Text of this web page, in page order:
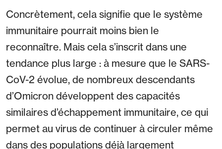
Concrètement, cela signifie que le système
immunitaire pourrait moins bien le
reconnaître. Mais cela s’inscrit dans une
tendance plus large : à mesure que le SARS-
CoV-2 évolue, de nombreux descendants
d’Omicron développent des capacités
similaires d’échappement immunitaire, ce qui
permet au virus de continuer à circuler même
dans des populations déjà largement